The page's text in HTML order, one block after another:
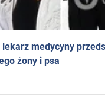
medycyny
żony i psa